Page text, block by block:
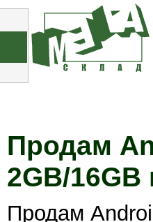
Продам
2GB/
Продам